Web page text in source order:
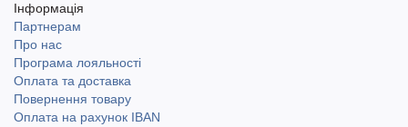
Інформація
Партнерам
Про нас
Програма лояльності
Оплата та доставка
Повернення товару
Оплата на рахунок IBAN